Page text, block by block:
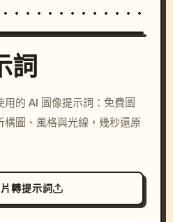
c, cyberpunk sunset, neon
colors, 8k --v 6.0
詞
的 AI 圖像提示詞：免費圖
構圖、風格與光線，幾秒還原
轉提示詞